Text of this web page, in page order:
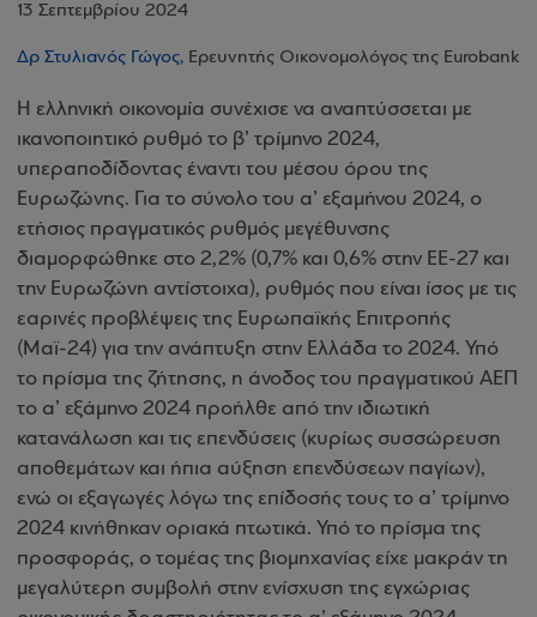
13 Σεπτεμβρίου 2024
Δρ Στυλιανός Γώγος, Ερευνητής Οικονομολόγος της Eurobank
Η ελληνική οικονομία συνέχισε να αναπτύσσεται με
ικανοποιητικό ρυθμό το β’ τρίμηνο 2024,
υπεραποδίδοντας έναντι του μέσου όρου της
Ευρωζώνης. Για το σύνολο του α’ εξαμήνου 2024, ο
ετήσιος πραγματικός ρυθμός μεγέθυνσης
διαμορφώθηκε στο 2,2% (0,7% και 0,6% στην ΕΕ-27 και
την Ευρωζώνη αντίστοιχα), ρυθμός που είναι ίσος με τις
εαρινές προβλέψεις της Ευρωπαϊκής Επιτροπής
(Μαϊ-24) για την ανάπτυξη στην Ελλάδα το 2024. Υπό
το πρίσμα της ζήτησης, η άνοδος του πραγματικού ΑΕΠ
το α’ εξάμηνο 2024 προήλθε από την ιδιωτική
κατανάλωση και τις επενδύσεις (κυρίως συσσώρευση
αποθεμάτων και ήπια αύξηση επενδύσεων παγίων),
ενώ οι εξαγωγές λόγω της επίδοσής τους το α’ τρίμηνο
2024 κινήθηκαν οριακά πτωτικά. Υπό το πρίσμα της
προσφοράς, ο τομέας της βιομηχανίας είχε μακράν τη
μεγαλύτερη συμβολή στην ενίσχυση της εγχώριας